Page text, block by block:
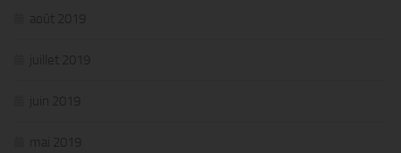
août 2019
juillet 2019
juin 2019
mai 2019